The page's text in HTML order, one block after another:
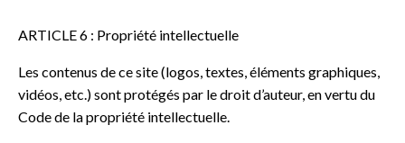
ARTICLE 6 : Propriété intellectuelle
Les contenus de ce site (logos, textes, éléments graphiques,
vidéos, etc.) sont protégés par le droit d’auteur, en vertu du
Code de la propriété intellectuelle.